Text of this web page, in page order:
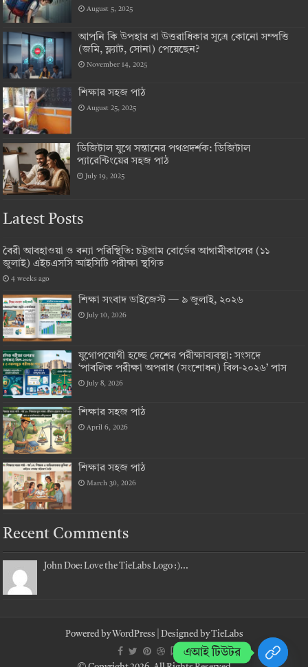
August 5, 2025
আপনি কি উপহার বা উত্তরাধিকার সূত্রে কোনো সম্পত্তি
(জমি, ফ্ল্যাট, সোনা) পেয়েছেন?
November 14, 2025
শিক্ষার সহজ পাঠ
August 25, 2025
ডিজিটাল যুগে সন্তানের পথপ্রদর্শক: ডিজিটাল
প্যারেন্টিংয়ের সহজ পাঠ
July 19, 2025
Latest Posts
বৈরী আবহাওয়া ও বন্যা পরিস্থিতি: চট্টগ্রাম বোর্ডের আগামীকালের (১১
জুলাই) এইচএসসি আইসিটি পরীক্ষা স্থগিত
4 weeks ago
শিক্ষা সংবাদ ডাইজেস্ট — ৯ জুলাই, ২০২৬
July 10, 2026
যুগোপযোগী হচ্ছে দেশের পরীক্ষাব্যবস্থা: সংসদে
‘পাবলিক পরীক্ষা অপরাধ (সংশোধন) বিল-২০২৬’ পাস
July 8, 2026
শিক্ষার সহজ পাঠ
April 6, 2026
শিক্ষার সহজ পাঠ
March 30, 2026
Recent Comments
John Doe: Love the TieLabs Logo :)...
Powered byWordPress | Designed byTieLabs
এআই টিউটর